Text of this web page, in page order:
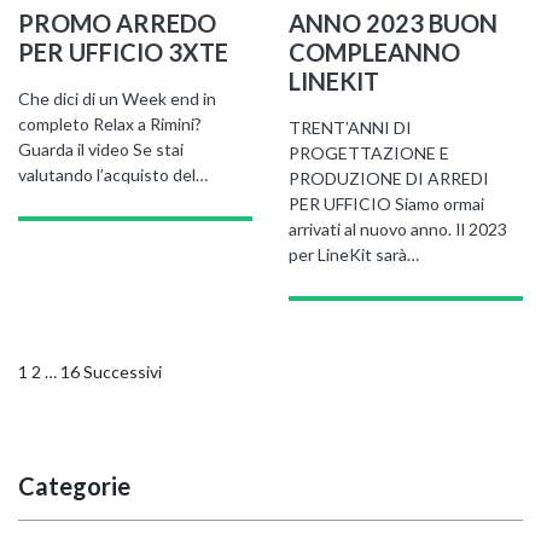
PROMO ARREDO
PER UFFICIO 3XTE
Che dici di un Week end in
completo Relax a Rimini?
Guarda il video Se stai
valutando l’acquisto del…
ANNO 2023 BUON
COMPLEANNO
LINEKIT
TRENT’ANNI DI
PROGETTAZIONE E
PRODUZIONE DI ARREDI
PER UFFICIO Siamo ormai
arrivati al nuovo anno. Il 2023
per LineKit sarà…
Navigazione
1 2 … 16Successivi
Categorie